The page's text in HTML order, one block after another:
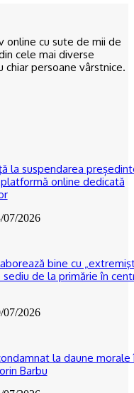
online cu sute de mii de
cele mai diverse
persoane vârstnice.
la suspendarea
online dedicată
07/2026
bine cu
sediu de la primărie în
07/2026
la daune morale
Barbu